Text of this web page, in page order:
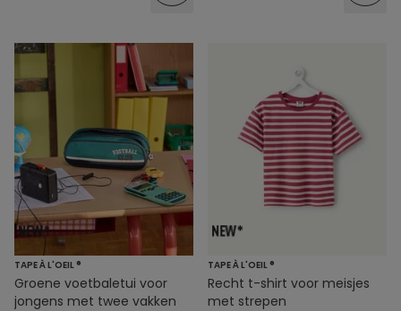
TAPE À L'OEIL ®
Groene voetbaletui voor
jongens met twee vakken
TAPE À L'OEIL ®
Recht t-shirt voor meisjes
met strepen